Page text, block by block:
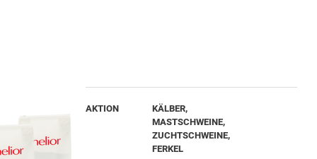
AKTION
KÄLBER,
MASTSCHWEINE,
ZUCHTSCHWEINE,
FERKEL